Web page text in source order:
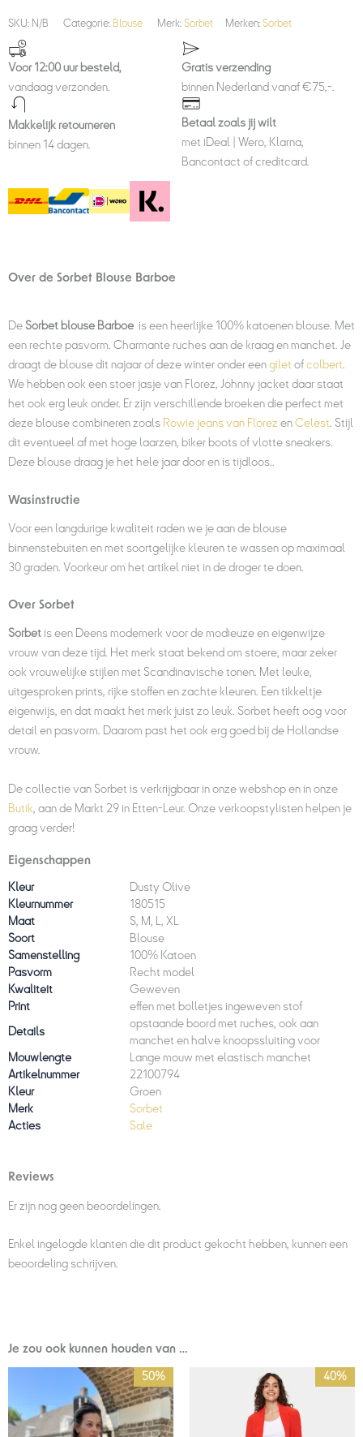
SKU: N/B Categorie: Blouse Merk: Sorbet Merken: Sorbet
Voor 12:00 uur besteld,
vandaag verzonden.
Gratis verzending
binnen Nederland vanaf €75,-.
Makkelijk retourneren
binnen 14 dagen.
Betaal zoals jij wilt
met iDeal | Wero, Klarna,
Bancontact of creditcard.
Over de Sorbet Blouse Barboe
De Sorbet blouse Barboe is een heerlijke 100% katoenen blouse. Met
een rechte pasvorm. Charmante ruches aan de kraag en manchet. Je
draagt de blouse dit najaar of deze winter onder eengilet ofcolbert
We hebben ook een stoer jasje van Florez, Johnny jacket daar staat
het ook erg leuk onder. Er zijn verschillende broeken die perfect met
deze blouse combineren zoals Rowie jeans van Florez enCelest . Stijl
dit eventueel af met hoge laarzen, biker boots of vlotte sneakers.
Deze blouse draag je het hele jaar door en is tijdloos..
Wasinstructie
Voor een langdurige kwaliteit raden we je aan de blouse
binnenstebuiten en met soortgelijke kleuren te wassen op maximaal
30 graden. Voorkeur om het artikel niet in de droger te doen.
Over Sorbet
Sorbetis een Deens modemerk voor de modieuze en eigenwijze
vrouw van deze tijd. Het merk staat bekend om stoere, maar zeker
ook vrouwelijke stijlen met Scandinavische tonen. Met leuke,
uitgesproken prints, rijke stoffen en zachte kleuren. Een tikkeltje
eigenwijs, en dat maakt het merk juist zo leuk. Sorbet heeft oog voor
detail en pasvorm. Daarom past het ook erg goed bij de Hollandse
vrouw.
De collectie van Sorbet is verkrijgbaar in onze webshop en in onze
Butik , aan de Markt 29 in Etten-Leur. Onze verkoopstylisten helpen je
graag verder!
Eigenschappen
Kleur
Dusty Olive
Kleurnummer
180515
Maat
S, M, L, XL
Soort
Blouse
Samenstelling
100% Katoen
Pasvorm
Recht model
Kwaliteit
Geweven
Print
effen met bolletjes ingeweven stof
Details
opstaande boord met ruches, ook aan
manchet en halve knoopssluiting voor
Mouwlengte
Lange mouw met elastisch manchet
Artikelnummer
22100794
Kleur
Groen
Merk
Sorbet
Acties
Sale
Reviews
Er zijn nog geen beoordelingen.
Enkel ingelogde klanten die dit product gekocht hebben, kunnen een
beoordeling schrijven.
Je zou ook kunnen houden van …
50%
Oorspronkelijke
prijs
was:
€149,95.
Huidige
prijs
is:
€75,00.
40%
Prijsklasse:
€42,00
tot
€69,95